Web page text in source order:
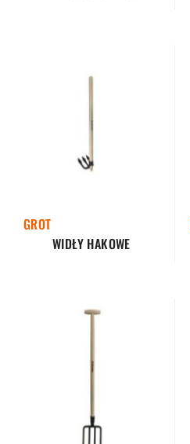
GROT
WIDŁY HAKOWE